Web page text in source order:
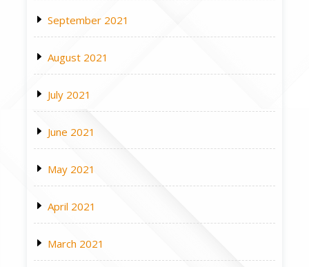
September 2021
August 2021
July 2021
June 2021
May 2021
April 2021
March 2021